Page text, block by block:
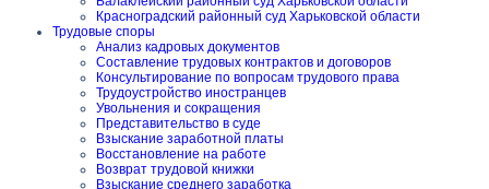
Красноградский районный суд Харьковской области
Трудовые споры
Анализ кадровых документов
Составление трудовых контрактов и договоров
Консультирование по вопросам трудового права
Трудоустройство иностранцев
Увольнения и сокращения
Представительство в суде
Взыскание заработной платы
Восстановление на работе
Возврат трудовой книжки
Взыскание среднего заработка